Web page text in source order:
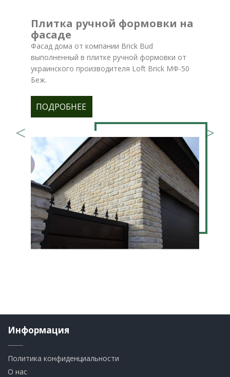
Плитка ручной формовки на
фасаде
Фасад дома от компании Brick Bud
выполненный в плитке ручной формовки от
украинского производителя Loft Brick МФ-50
Беж.
ПОДРОБНЕЕ
Информация
Политика конфиденциальности
О нас